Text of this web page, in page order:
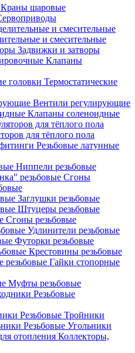
Краны шаровые
и смесительные
Задвижки и затворы
Клапаны
Термостатические
Вентили регулирующие
Клапаны соленоидные
для тёплого пола
Резьбовые латунные
Ниппели резьбовые
Сгоны
Заглушки резьбовые
Штуцеры резьбовые
Сгоны резьбовые
Удлинители резьбовые
Футорки резьбовые
Крестовины резьбовые
Гайки стопорные
Муфты резьбовые
Резьбовые
Резьбовые Тройники
Резьбовые Угольники
Коллекторы,